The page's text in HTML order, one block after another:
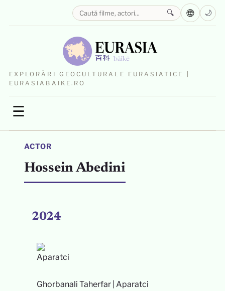
EXPLORĂRI GEOCULTURALE EURASIATICE |
EURASIABAIKE.RO
☰
🔍 🌐 🌙
ACTOR
Hossein Abedini
2024
Ghorbanali Taherfar Aparatci